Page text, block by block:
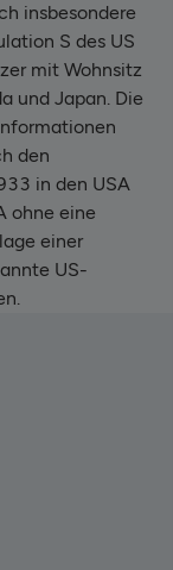
insbesondere
S des US
mit Wohnsitz
und Japan. Die
den
in den USA
ohne eine
einer
US-